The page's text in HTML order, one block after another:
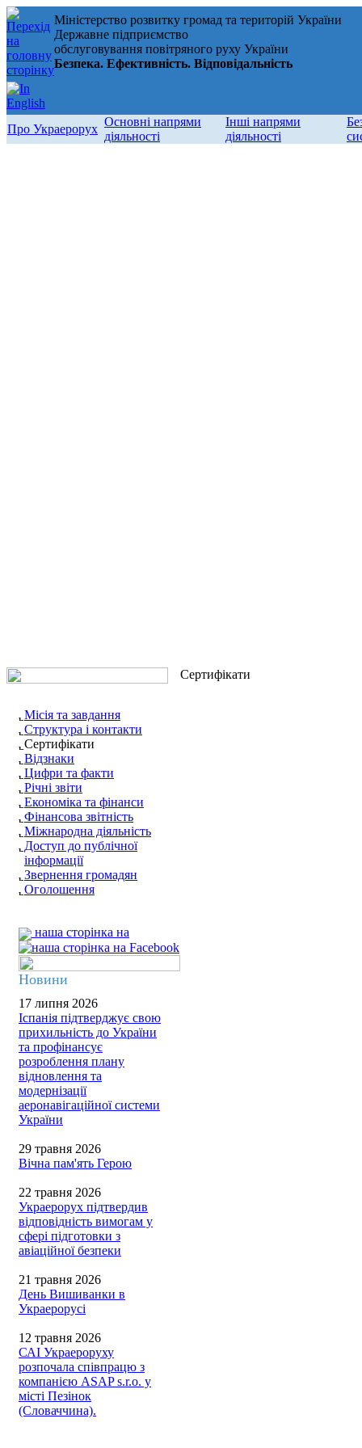
Міністерство розвитку громад та територій України
Державне підприємство
обслуговування повітряного руху України
Безпека. Ефективність. Відповідальність
Про Украерорух
Основні напрями
діяльності
Інші напрями
діяльності
Місія та завдання
Структура і контакти
Сертифікати
Відзнаки
Цифри та факти
Річні звіти
Економіка та фінанси
Фінансова звітність
Міжнародна діяльність
Доступ до публічної
інформації
Звернення громадян
Оголошення
наша сторінка на
Новини
17 липня 2026
Іспанія підтверджує свою
прихильність до України
та профінансує
розроблення плану
відновлення та
модернізації
аеронавігаційної системи
України
29 травня 2026
Вічна пам'ять Герою
22 травня 2026
Украерорух підтвердив
відповідність вимогам у
сфері підготовки з
авіаційної безпеки
21 травня 2026
День Вишиванки в
Украерорусі
12 травня 2026
САІ Украероруху
розпочала співпрацю з
компанією ASAP s.r.o. у
місті Пезінок
(Словаччина).
Сертифікати